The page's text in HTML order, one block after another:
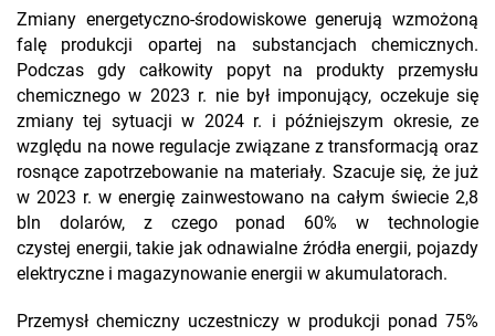
Zmiany energetyczno-środowiskowe generują wzmożoną
falę produkcji opartej na substancjach chemicznych.
Podczas gdy całkowity popyt na produkty przemysłu
chemicznego w 2023 r. nie był imponujący, oczekuje się
zmiany tej sytuacji w 2024 r. i późniejszym okresie, ze
względu na nowe regulacje związane z transformacją oraz
rosnące zapotrzebowanie na materiały. Szacuje się, że już
w 2023 r. w energię zainwestowano na całym świecie 2,8
bln dolarów, z czego ponad 60% w technologie
czystej energii, takie jak odnawialne źródła energii, pojazdy
elektryczne i magazynowanie energii w akumulatorach.
Przemysł chemiczny uczestniczy w produkcji ponad 75%